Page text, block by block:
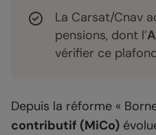
La Carsat/Cnav
pensions, dont l’
vérifier ce
Depuis la réforme «
contributif (MiCo)